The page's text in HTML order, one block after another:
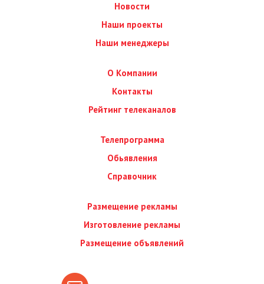
Новости
Наши проекты
Наши менеджеры
О Компании
Контакты
Рейтинг телеканалов
Телепрограмма
Обьявления
Справочник
Размещение рекламы
Изготовление рекламы
Размещение объявлений